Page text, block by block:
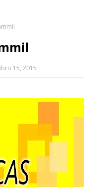
15, 2015